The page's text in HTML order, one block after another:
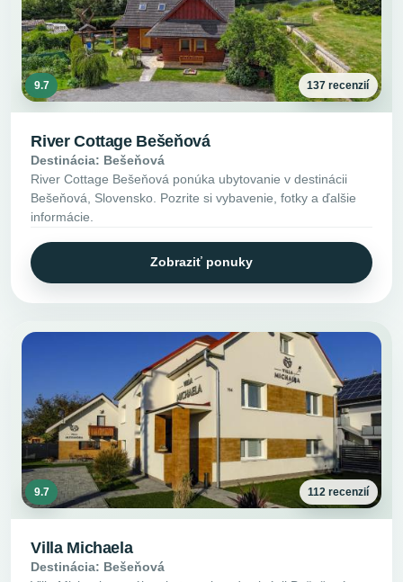
9.7 137 recenzií
River Cottage Bešeňová
Destinácia: Bešeňová
River Cottage Bešeňová ponúka ubytovanie v destinácii
Bešeňová, Slovensko. Pozrite si vybavenie, fotky a ďalšie
informácie.
Zobraziť ponuky
9.7 112 recenzií
Villa Michaela
Destinácia: Bešeňová